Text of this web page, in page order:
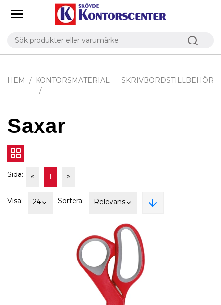
HEM KONTORSMATERIAL SKRIVBORDSTILLBEHÖR
Saxar
Sida: « 1 »
Visa: 24 Sortera: Relevans